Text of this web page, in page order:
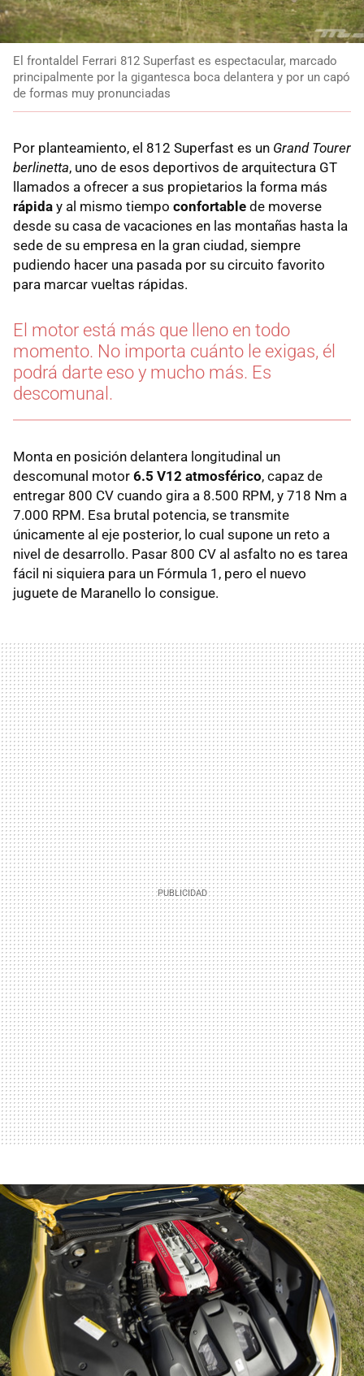
El frontaldel Ferrari 812 Superfast es espectacular, marcado
principalmente por la gigantesca boca delantera y por un capó
de formas muy pronunciadas
Por planteamiento, el 812 Superfast es un Grand Tourer
berlinetta, uno de esos deportivos de arquitectura GT
llamados a ofrecer a sus propietarios la forma más
rápida y al mismo tiempo confortable de moverse
desde su casa de vacaciones en las montañas hasta la
sede de su empresa en la gran ciudad, siempre
pudiendo hacer una pasada por su circuito favorito
para marcar vueltas rápidas.
El motor está más que lleno en todo
momento. No importa cuánto le exigas, él
podrá darte eso y mucho más. Es
descomunal.
Monta en posición delantera longitudinal un
descomunal motor 6.5 V12 atmosférico, capaz de
entregar 800 CV cuando gira a 8.500 RPM, y 718 Nm a
7.000 RPM. Esa brutal potencia, se transmite
únicamente al eje posterior, lo cual supone un reto a
nivel de desarrollo. Pasar 800 CV al asfalto no es tarea
fácil ni siquiera para un Fórmula 1, pero el nuevo
juguete de Maranello lo consigue.